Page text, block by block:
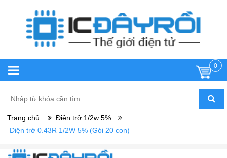
0
Trang chủ
Điện trở 1/2w 5%
Điện trở 0.43R 1/2W 5% (Gói 20 con)